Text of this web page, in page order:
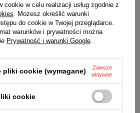
bez konieczności wymiany
cookie w celu realizacji usług zgodnie z
. Możesz określić warunki
do cookie w Twojej przeglądarce.
warunków i prywatności można
Prywatność i warunki Google
pliki cookie (wymagane)
Zawsze
aktywne
cookie